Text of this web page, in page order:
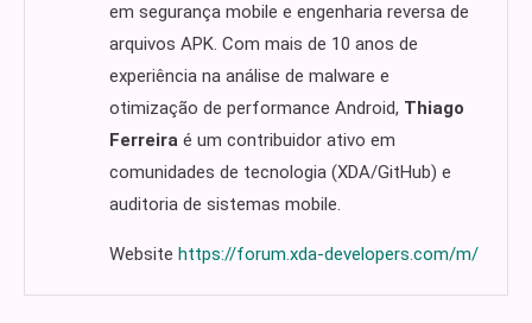
em segurança mobile e engenharia reversa de
arquivos APK. Com mais de 10 anos de
experiência na análise de malware e
otimização de performance Android, Thiago
Ferreira é um contribuidor ativo em
comunidades de tecnologia (XDA/GitHub) e
auditoria de sistemas mobile.
Website https://forum.xda-developers.com/m/